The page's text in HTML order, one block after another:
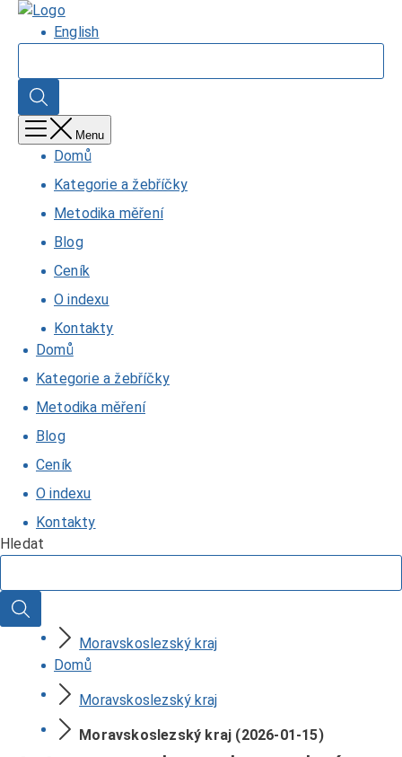
Přejít
obsahu
Domů
English
Hledat
Menu
Domů
Kategorie a žebříčky
Metodika měření
Blog
Ceník
O indexu
Kontakty
Domů
Kategorie a žebříčky
Metodika měření
Blog
Ceník
O indexu
Kontakty
Hledat
Hledat
Moravskoslezský kraj
Domů
Moravskoslezský kraj
Moravskoslezský kraj (2026-01-15)